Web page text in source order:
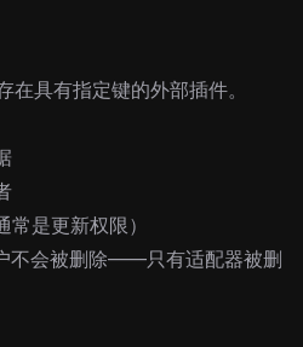
具有指定键的外部插件。
是更新权限）
不会被删除——只有适配器被删